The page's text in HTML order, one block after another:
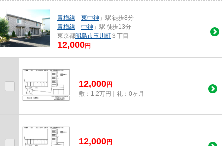
青梅線 「 東中神 」駅 徒歩8分
青梅線 「 中神 」駅 徒歩13分
東京都昭島市玉川町 ３丁目
12,000円
12,000円
敷：1.2万円｜礼：0ヶ月
12,000円